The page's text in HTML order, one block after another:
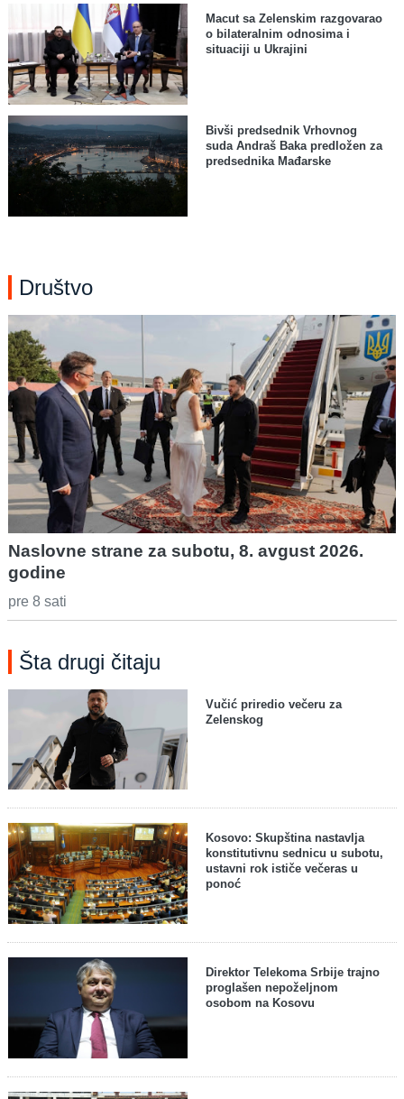
Macut sa Zelenskim razgovarao
o bilateralnim odnosima i
situaciji u Ukrajini
Bivši predsednik Vrhovnog
suda Andraš Baka predložen za
predsednika Mađarske
Društvo
Naslovne strane za subotu, 8. avgust 2026.
godine
pre 8 sati
Šta drugi čitaju
Vučić priredio večeru za
Zelenskog
Kosovo: Skupština nastavlja
konstitutivnu sednicu u subotu,
ustavni rok ističe večeras u
ponoć
Direktor Telekoma Srbije trajno
proglašen nepoželjnom
osobom na Kosovu